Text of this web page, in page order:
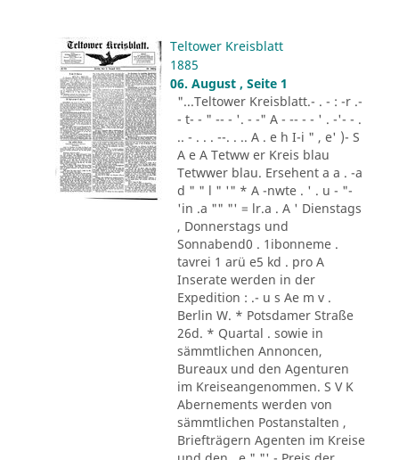
Teltower Kreisblatt
1885
06. August , Seite 1
"...Teltower Kreisblatt.- . - : -r .-
- t- - " -- - '. - -" A - -- - - ' . -'- - .
.. - . . . --. . .. A . e h I-i " , e' )- S
A e A Tetww er Kreis blau
Tetwwer blau. Ersehent a a . -a
d " " l " '" * A -nwte . ' . u - "-
'in .a "" "' = lr.a . A ' Dienstags
, Donnerstags und
Sonnabend0 . 1ibonneme .
tavrei 1 arü e5 kd . pro A
Inserate werden in der
Expedition : .- u s Ae m v .
Berlin W. * Potsdamer Straße
26d. * Quartal . sowie in
sämmtlichen Annoncen,
Bureaux und den Agenturen
im Kreiseangenommen. S V K
Abernements werden von
sämmtlichen Postanstalten ,
Briefträgern Agenten im Kreise